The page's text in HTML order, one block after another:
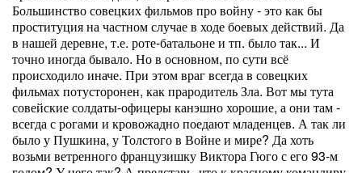
Большинство совецких фильмов про войну - это как бы
проституция на частном случае в ходе боевых действий. Да
в нашей деревне, т.е. роте-батальоне и тп. было так... И
точно иногда бывало. Но в основном, по сути всё
происходило иначе. При этом враг всегда в совецких
фильмах потусторонен, как прародитель Зла. Вот мы тута
совейские солдаты-офицеры канэшно хорошие, а они там -
всегда с рогами и кровожадно поедают младенцев. А так ли
было у Пушкина, у Толстого в Войне и мире? Да хоть
возьми ветренного французишку Виктора Гюго с его 93-м